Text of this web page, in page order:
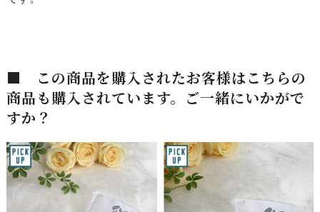
■ この商品を購入されたお客様はこちらの
商品も購入されています。ご一緒にいかがで
すか？